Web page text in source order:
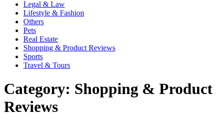
Legal & Law
Lifestyle & Fashion
Others
Pets
Real Estate
Shopping & Product Reviews
Sports
Travel & Tours
Category: Shopping & Product
Reviews